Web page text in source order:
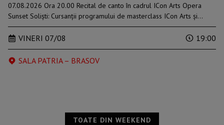
07.08.2026 Ora 20.00 Recital de canto în cadrul ICon Arts Opera
Sunset Soliști: Cursanții programului de masterclass ICon Arts și…
VINERI 07/08 19:00
SALA PATRIA – BRASOV
TOATE DIN WEEKEND